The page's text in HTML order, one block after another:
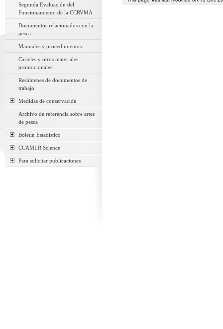
Segunda Evaluación del
Funcionamiento de la CCRVMA
Documentos relacionados con la
pesca
Manuales y procedimientos
Carteles y otros materiales
promocionales
Resúmenes de documentos de
trabajo
Medidas de conservación
Archivo de referencia sobre artes
de pesca
Boletín Estadístico
CCAMLR Science
Para solicitar publicaciones